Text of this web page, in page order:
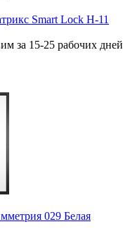
Smart Lock H-11
за 15-25 рабочих дней
029 Белая